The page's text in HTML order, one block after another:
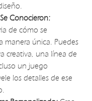
Conocieron:
de cómo se
manera única. Puedes
creativa, una línea de
un juego
los detalles de ese